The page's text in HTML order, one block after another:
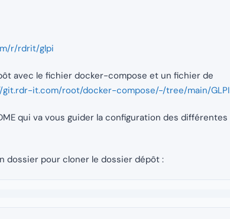
r/rdrit/glpi
avec le fichier docker-compose et un fichier de
git.rdr-it.com/root/docker-compose/-/tree/main/GLPI
qui va vous guider la configuration des différentes
dossier pour cloner le dossier dépôt :